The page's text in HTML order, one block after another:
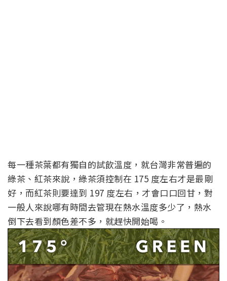
每一種茶葉都有獨自的試飲溫度，就台灣非常普遍的
綠茶、紅茶來說，綠茶須控制在 175 度左右才是最剛
好，而紅茶則要達到 197 度左右，才會口口回甘，對
一般人來說哪有時間去管現在熱水溫度多少了，熱水
倒下去看到顏色差不多，就趕快開始喝。